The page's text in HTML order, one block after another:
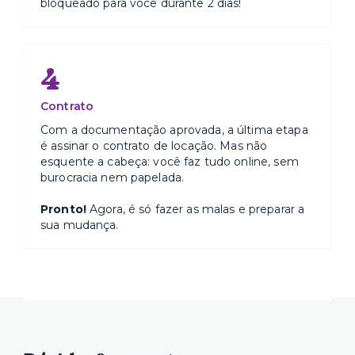
bloqueado para você durante 2 dias!
4
Contrato
Com a documentação aprovada, a última etapa
é assinar o contrato de locação. Mas não
esquente a cabeça: você faz tudo online, sem
burocracia nem papelada.
Pronto!Agora, é só fazer as malas e preparar a
sua mudança.